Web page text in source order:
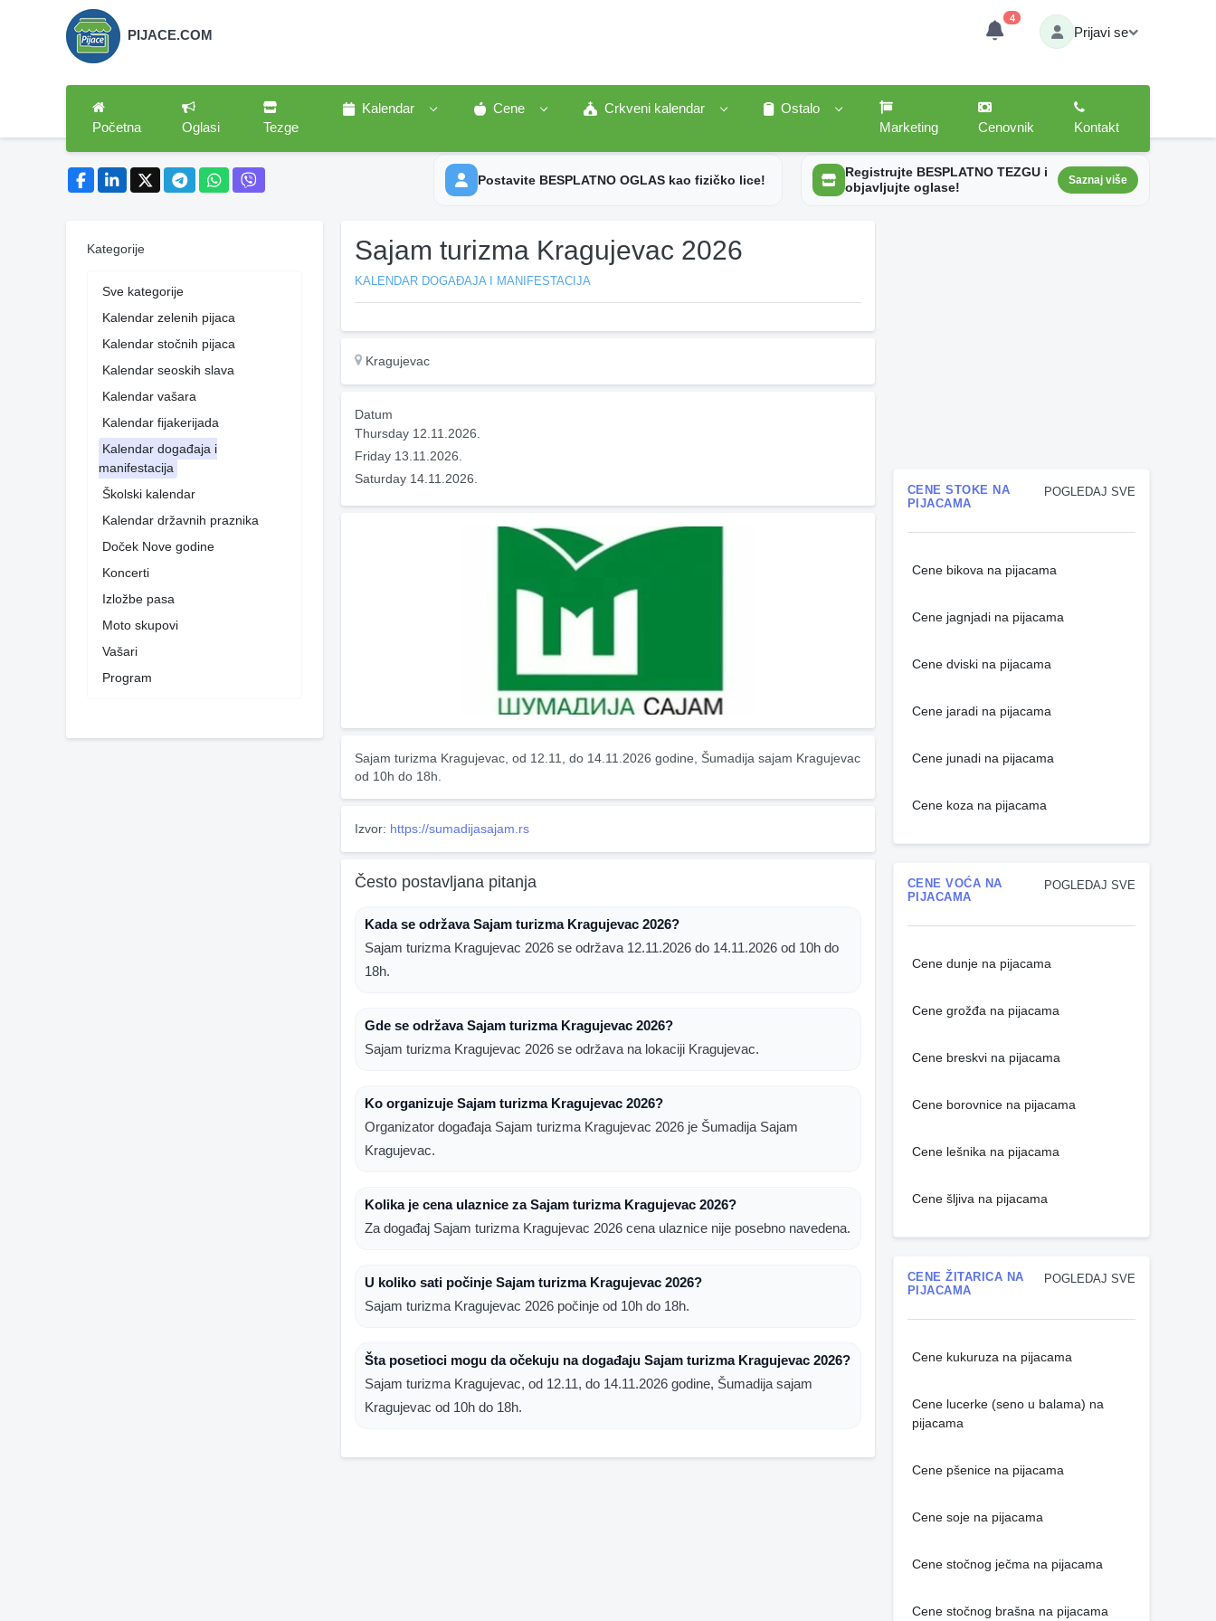
PIJACE.COM
4
Prijavi se
Početna Oglasi Tezge
Kalendar Cene Crkveni kalendar
Ostalo
Marketing
Cenovnik Kontakt
Postavite BESPLATNO OGLAS kao fizičko lice!
Registrujte BESPLATNO TEZGU i
objavljujte oglase!
Saznaj više
Kategorije
Sve kategorije
Kalendar zelenih pijaca
Kalendar stočnih pijaca
Kalendar seoskih slava
Kalendar vašara
Kalendar fijakerijada
Kalendar događaja i
manifestacija
Školski kalendar
Kalendar državnih praznika
Doček Nove godine
Koncerti
Izložbe pasa
Moto skupovi
Vašari
Program
Sajam turizma Kragujevac 2026
KALENDAR DOGAĐAJA I MANIFESTACIJA
Kragujevac
Datum
Thursday 12.11.2026.
Friday 13.11.2026.
Saturday 14.11.2026.
Sajam turizma Kragujevac, od 12.11, do 14.11.2026 godine, Šumadija sajam Kragujevac
od 10h do 18h.
Izvor: https://sumadijasajam.rs
Često postavljana pitanja
Kada se održava Sajam turizma Kragujevac 2026?
Sajam turizma Kragujevac 2026 se održava 12.11.2026 do 14.11.2026 od 10h do
18h.
Gde se održava Sajam turizma Kragujevac 2026?
Sajam turizma Kragujevac 2026 se održava na lokaciji Kragujevac.
Ko organizuje Sajam turizma Kragujevac 2026?
Organizator događaja Sajam turizma Kragujevac 2026 je Šumadija Sajam
Kragujevac.
Kolika je cena ulaznice za Sajam turizma Kragujevac 2026?
Za događaj Sajam turizma Kragujevac 2026 cena ulaznice nije posebno navedena.
U koliko sati počinje Sajam turizma Kragujevac 2026?
Sajam turizma Kragujevac 2026 počinje od 10h do 18h.
Šta posetioci mogu da očekuju na događaju Sajam turizma Kragujevac 2026?
Sajam turizma Kragujevac, od 12.11, do 14.11.2026 godine, Šumadija sajam
Kragujevac od 10h do 18h.
POGLEDAJ SVE
CENE STOKE NA
PIJACAMA
Cene bikova na pijacama
Cene jagnjadi na pijacama
Cene dviski na pijacama
Cene jaradi na pijacama
Cene junadi na pijacama
Cene koza na pijacama
POGLEDAJ SVE
CENE VOĆA NA
PIJACAMA
Cene dunje na pijacama
Cene grožđa na pijacama
Cene breskvi na pijacama
Cene borovnice na pijacama
Cene lešnika na pijacama
Cene šljiva na pijacama
POGLEDAJ SVE
CENE ŽITARICA NA
PIJACAMA
Cene kukuruza na pijacama
Cene lucerke (seno u balama) na
pijacama
Cene pšenice na pijacama
Cene soje na pijacama
Cene stočnog ječma na pijacama
Cene stočnog brašna na pijacama